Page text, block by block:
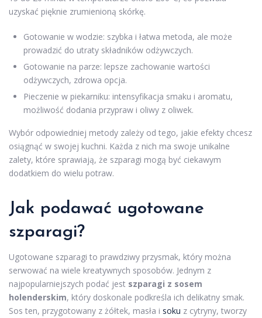
uzyskać pięknie zrumienioną skórkę.
Gotowanie w wodzie: szybka i łatwa metoda, ale może
prowadzić do utraty składników odżywczych.
Gotowanie na parze: lepsze zachowanie wartości
odżywczych, zdrowa opcja.
Pieczenie w piekarniku: intensyfikacja smaku i aromatu,
możliwość dodania przypraw i oliwy z oliwek.
Wybór odpowiedniej metody zależy od tego, jakie efekty chcesz
osiągnąć w swojej kuchni. Każda z nich ma swoje unikalne
zalety, które sprawiają, że szparagi mogą być ciekawym
dodatkiem do wielu potraw.
Jak podawać ugotowane
szparagi?
Ugotowane szparagi to prawdziwy przysmak, który można
serwować na wiele kreatywnych sposobów. Jednym z
najpopularniejszych podać jest szparagi z sosem
holenderskim, który doskonale podkreśla ich delikatny smak.
Sos ten, przygotowany z żółtek, masła i soku z cytryny, tworzy